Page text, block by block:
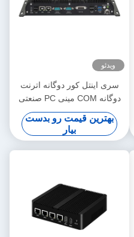
ویدئو
سری اینتل کور دوگانه اترنت
دوگانه COM مینی PC صنعتی
بدون فن با DDR4 32G
بهترین قیمت رو بدست
بیار